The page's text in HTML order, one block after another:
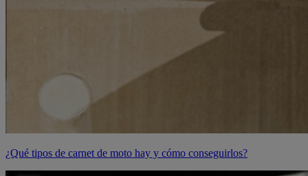
¿Qué tipos de carnet de moto hay y cómo conseguirlos?